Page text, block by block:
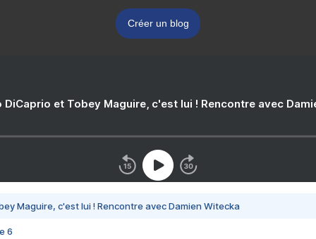
Créer un blog
DiCaprio et Tobey Maguire, c'est lui ! Rencontre avec
Maguire, c'est lui ! Rencontre avec Damien Witecka
6